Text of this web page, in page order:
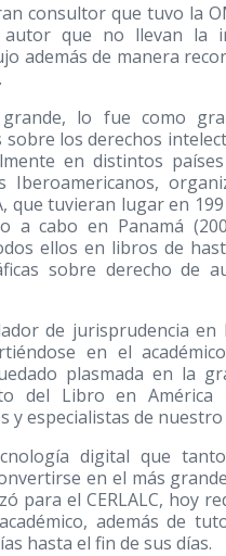
consultor que tuvo la
que no llevan la
además de manera
grande, lo fue como
los derechos
en distintos
Iberoamericanos,
que tuvieran lugar en
a cabo en Panamá
ellos en libros de
sobre derecho de
de jurisprudencia
en el
plasmada en la
del Libro en América
y especialistas de
digital que
en el más
para el CERLALC, hoy
además de
hasta el fin de sus días.